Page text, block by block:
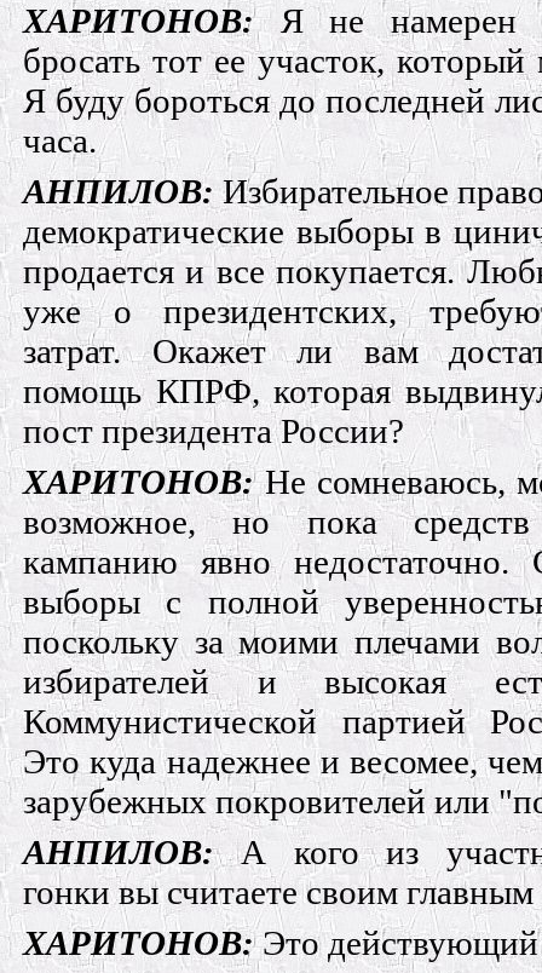
ХАРИТОНОВ:Я не намерен
бросать тот ее участок,
Я буду бороться до последней
часа.
АНПИЛОВ:Избирательное
демократические выборы в
продается и все покупается.
уже о президентских,
затрат. Окажет ли вам
помощь КПРФ, которая
пост президента России?
ХАРИТОНОВ:Не сомневаюсь,
возможное, но пока
кампанию явно
выборы с полной
поскольку за моими плечами
избирателей и высокая
Коммунистической партией
Это куда надежнее и весомее,
зарубежных покровителей или
АНПИЛОВ:А кого из
гонки вы считаете своим
ХАРИТОНОВ:Это действующий